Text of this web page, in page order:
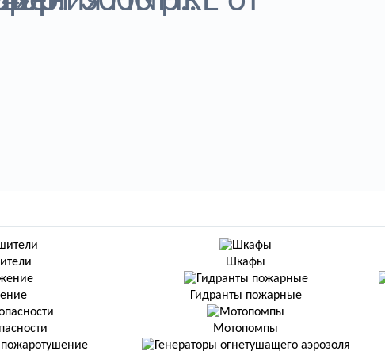
Шкафы
Гидранты пожарные
Мотопомпы